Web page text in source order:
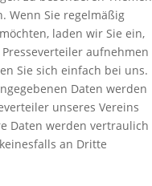
Wenn Sie regelmäßig
laden wir Sie ein,
aufnehmen
Sie sich einfach bei uns.
Daten werden
unseres Vereins
Daten werden vertraulich
an Dritte